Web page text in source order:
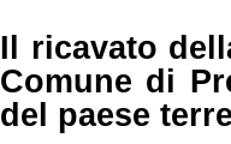
Il ricavato
Comune di
del paese